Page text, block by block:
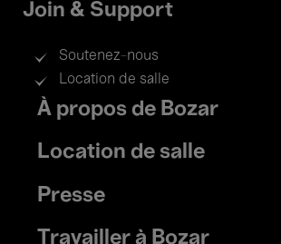
Join & Support
Soutenez-nous
Location de salle
Footer
menu
À propos de Bozar
Location de salle
Presse
Travailler à Bozar